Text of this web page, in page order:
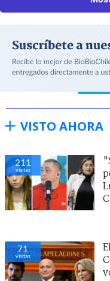
VISTO AHORA
211
visitas
71
visitas